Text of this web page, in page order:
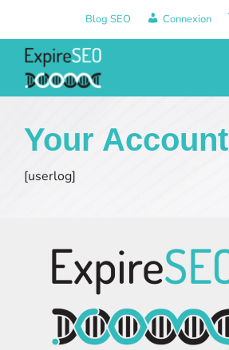
contenu
Blog SEO Connexion
Your Account
[userlog]